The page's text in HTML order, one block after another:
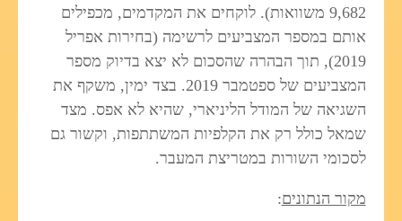
9,682 משוואות). לוקחים את המקדמים, מכפילים
אותם במספר המצביעים לרשימה (בחירות אפריל
2019), תוך הבהרה שהסכום לא יצא בדיוק מספר
המצביעים של ספטמבר 2019. בצד ימין, משקף את
השגיאה של המודל הליניארי, שהיא לא אפס. מצד
שמאל כולל רק את הקלפיות המשתתפות, וקשור גם
לסכומי השורות במטריצת המעבר.
מקור הנתונים: